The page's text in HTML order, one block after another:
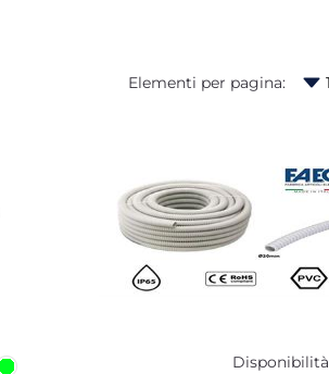
Elementi per pagina:
Disponibilità